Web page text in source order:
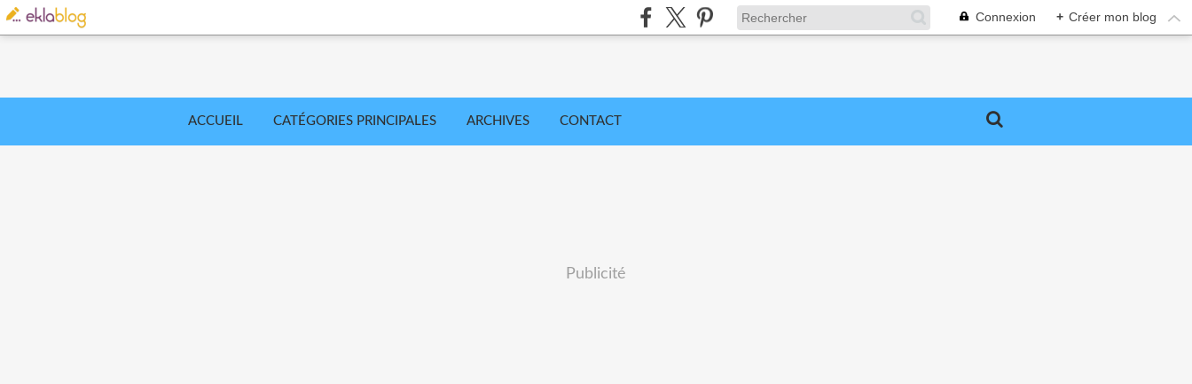
Connexion + Créer mon blog
ACCUEIL CATÉGORIES PRINCIPALES ARCHIVES CONTACT
Publicité